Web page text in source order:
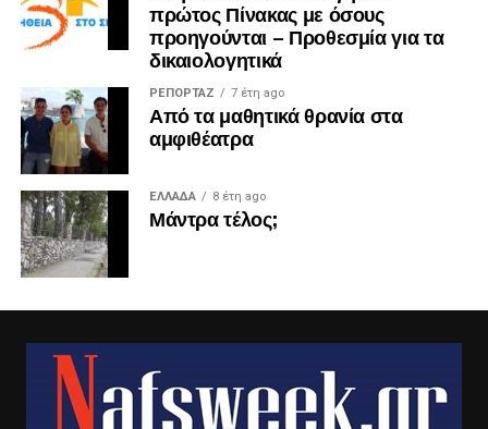
πρώτος Πίνακας με όσους
προηγούνται – Προθεσμία για τα
δικαιολογητικά
ΡΕΠΟΡΤΑΖ 7 έτη ago
Από τα μαθητικά θρανία στα
αμφιθέατρα
ΕΛΛΑΔΑ 8 έτη ago
Μάντρα τέλος;